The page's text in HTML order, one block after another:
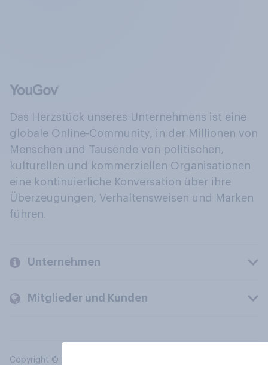
Das Herzstück unseres Unternehmens ist eine
globale Online-Community, in der Millionen von
Menschen und Tausende von politischen,
kulturellen und kommerziellen Organisationen
eine kontinuierliche Konversation über ihre
Überzeugungen, Verhaltensweisen und Marken
führen.
Unternehmen
Mitglieder und Kunden
Copyright © 2026 YouGov PLC. Alle Rechte vorbehalten.